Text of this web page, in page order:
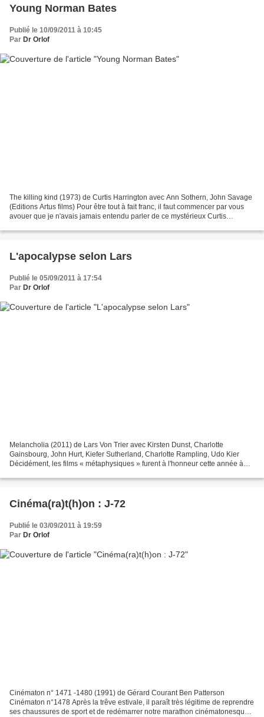
Young Norman Bates
Publié le 10/09/2011 à 10:45
Par Dr Orlof
The killing kind (1973) de Curtis Harrington avec Ann Sothern, John Savage
(Editions Artus films) Pour être tout à fait franc, il faut commencer par vous
avouer que je n'avais jamais entendu parler de ce mystérieux Curtis
L'apocalypse selon Lars
Publié le 05/09/2011 à 17:54
Par Dr Orlof
Melancholia (2011) de Lars Von Trier avec Kirsten Dunst, Charlotte
Gainsbourg, John Hurt, Kiefer Sutherland, Charlotte Rampling, Udo Kier
Décidément, les films « métaphysiques » furent à l'honneur cette année à
Cinéma(ra)t(h)on : J-72
Publié le 03/09/2011 à 19:59
Par Dr Orlof
Cinématon n° 1471 -1480 (1991) de Gérard Courant Ben Patterson
Cinématon n°1478 Après la trêve estivale, il paraît très légitime de reprendre
ses chaussures de sport et de redémarrer notre marathon cinématonesque